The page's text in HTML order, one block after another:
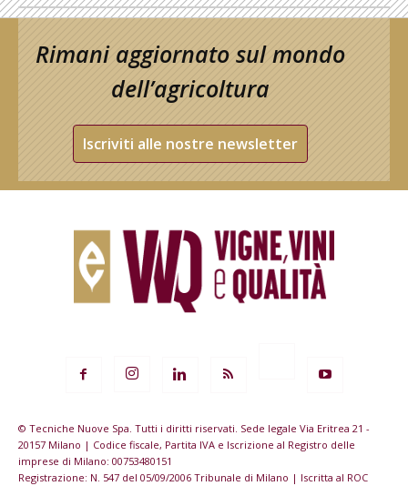
Rimani aggiornato sul mondo
dell’agricoltura
Iscriviti alle nostre newsletter
© Tecniche Nuove Spa. Tutti i diritti riservati. Sede legale Via Eritrea 21 -
20157 Milano | Codice fiscale, Partita IVA e Iscrizione al Registro delle
imprese di Milano: 00753480151
Registrazione: N. 547 del 05/09/2006 Tribunale di Milano | Iscritta al ROC